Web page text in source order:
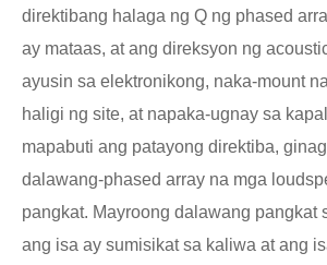
direktibang halaga ng Q ng phased
ay mataas, at ang direksyon ng
ayusin sa elektronikong, naka-mount
haligi ng site, at napaka-ugnay sa
mapabuti ang patayong direktiba,
dalawang-phased array na mga
pangkat. Mayroong dalawang pangkat
ang isa ay sumisikat sa kaliwa at ang